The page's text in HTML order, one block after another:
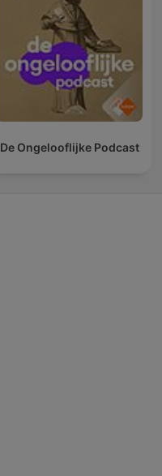
De Ongelooflijke Podcast